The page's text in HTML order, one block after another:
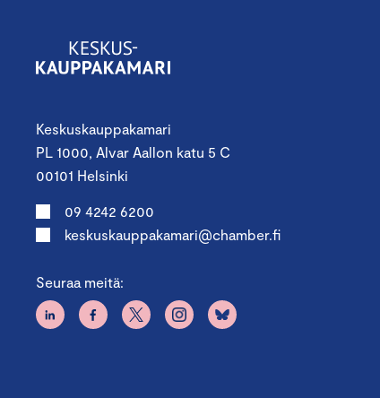
Keskuskauppakamari
PL 1000, Alvar Aallon katu 5 C
00101 Helsinki
09 4242 6200
keskuskauppakamari@chamber.fi
Seuraa meitä: